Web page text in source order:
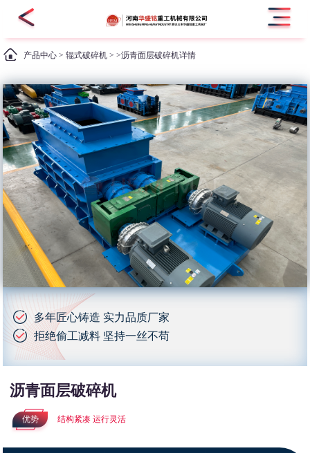
产品中心 >辊式破碎机 > >沥青面层破碎机详情
多年匠心铸造 实力品质厂家
拒绝偷工减料 坚持一丝不苟
沥青面层破碎机
优势 结构紧凑 运行灵活